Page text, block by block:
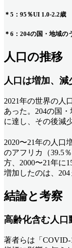
＊5：95％UI 1.0-2.2歳
＊6：204の国・地域の
人口の推移
人口は増加、減
2021年の世界の人
あった。204の国
に達し、その後減
2020〜21年の人口
のアフリカ（39.5
方、2000〜21年に
増加したのは、204
結論と考察
高齢化含む人口
著者らは「